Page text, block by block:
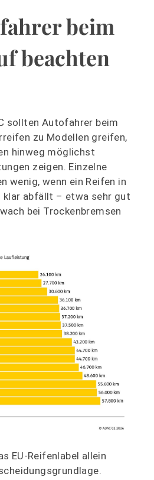
beim
beachten
sollten Autofahrer beim
zu Modellen greifen,
hinweg möglichst
zeigen. Einzelne
wenig, wenn ein Reifen in
klar abfällt – etwa sehr gut
bei Trockenbremsen
EU-Reifenlabel allein